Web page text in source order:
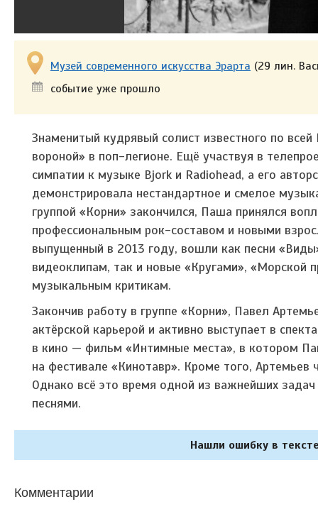
Музей современного искусства Эрарта (29 лин.
событие уже прошло
Знаменитый кудрявый солист известного по
вороной» в поп-легионе. Ещё участвуя в
симпатии к музыке Bjork и Radiohead, а его
демонстрировала нестандартное и смелое
группой «Корни» закончился, Паша принялся
профессиональным рок-составом и новыми
выпущенный в 2013 году, вошли как песни
видеоклипам, так и новые «Кругами», «Морской
музыкальным критикам.
Закончив работу в группе «Корни», Павел
актёрской карьерой и активно выступает в
в кино — фильм «Интимные места», в котором
на фестивале «Кинотавр». Кроме того, Артемьев
Однако всё это время одной из важнейших
песнями.
Нашли ошибку в
Комментарии